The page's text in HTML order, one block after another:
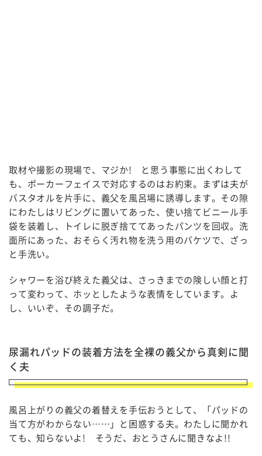
取材や撮影の現場で、マジか! と思う事態に出くわして
も、ポーカーフェイスで対応するのはお約束。まずは夫が
バスタオルを片手に、義父を風呂場に誘導します。その隙
にわたしはリビングに置いてあった、使い捨てビニール手
袋を装着し、トイレに脱ぎ捨ててあったパンツを回収。洗
面所にあった、おそらく汚れ物を洗う用のバケツで、ざっ
と手洗い。
シャワーを浴び終えた義父は、さっきまでの険しい顔と打
って変わって、ホッとしたような表情をしています。よ
し、いいぞ、その調子だ。
尿漏れパッドの装着方法を全裸の義父から真剣に聞
く夫
風呂上がりの義父の着替えを手伝おうとして、「パッドの
当て方がわからない……」と困惑する夫。わたしに聞かれ
ても、知らないよ! そうだ、おとうさんに聞きなよ!!